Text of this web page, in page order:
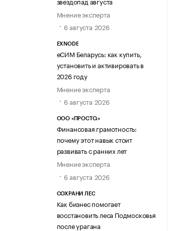
Мнение эксперта
6 августа 2026
EXNODE
еСИМ Беларусь: как купить,
установить и активировать в
2026 году
Мнение эксперта
6 августа 2026
ООО «ПРОСТО.»
Финансовая грамотность:
почему этот навык стоит
развивать с ранних лет
Мнение эксперта
6 августа 2026
СОХРАНИ ЛЕС
Как бизнес помогает
восстановить леса Подмосковья
после урагана